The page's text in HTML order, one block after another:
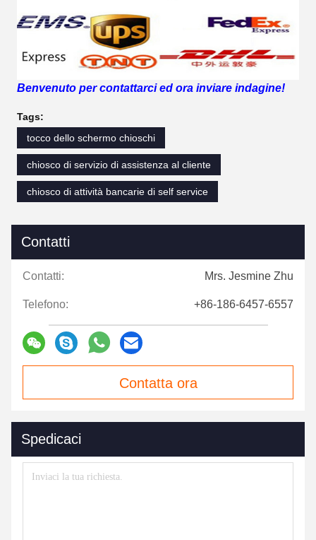
Benvenuto per contattarci ed ora inviare indagine!
Tags:
tocco dello schermo chioschi
chiosco di servizio di assistenza al cliente
chiosco di attività bancarie di self service
Contatti
Contatti: Mrs. Jesmine Zhu
Telefono: +86-186-6457-6557
Contatta ora
Spedicaci